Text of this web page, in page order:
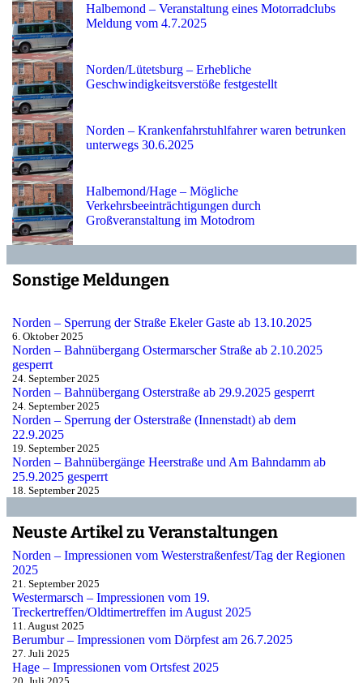
Halbemond – Veranstaltung eines Motorradclubs
Meldung vom 4.7.2025
Norden/Lütetsburg – Erhebliche
Geschwindigkeitsverstöße festgestellt
Norden – Krankenfahrstuhlfahrer waren betrunken
unterwegs 30.6.2025
Halbemond/Hage – Mögliche
Verkehrsbeeinträchtigungen durch
Großveranstaltung im Motodrom
Sonstige Meldungen
Norden – Sperrung der Straße Ekeler Gaste ab 13.10.2025
6. Oktober 2025
Norden – Bahnübergang Ostermarscher Straße ab 2.10.2025
gesperrt
24. September 2025
Norden – Bahnübergang Osterstraße ab 29.9.2025 gesperrt
24. September 2025
Norden – Sperrung der Osterstraße (Innenstadt) ab dem
22.9.2025
19. September 2025
Norden – Bahnübergänge Heerstraße und Am Bahndamm ab
25.9.2025 gesperrt
18. September 2025
Neuste Artikel zu Veranstaltungen
Norden – Impressionen vom Westerstraßenfest/Tag der Regionen
2025
21. September 2025
Westermarsch – Impressionen vom 19.
Treckertreffen/Oldtimertreffen im August 2025
11. August 2025
Berumbur – Impressionen vom Dörpfest am 26.7.2025
27. Juli 2025
Hage – Impressionen vom Ortsfest 2025